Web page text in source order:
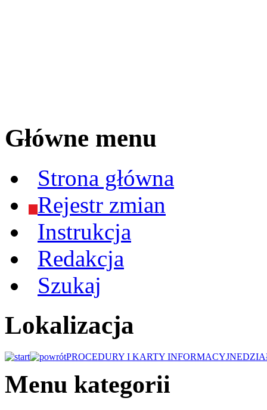
Główne menu
Strona główna
Rejestr zmian
Instrukcja
Redakcja
Szukaj
Lokalizacja
PROCEDURY I KARTY INFORMACYJNE
Menu kategorii